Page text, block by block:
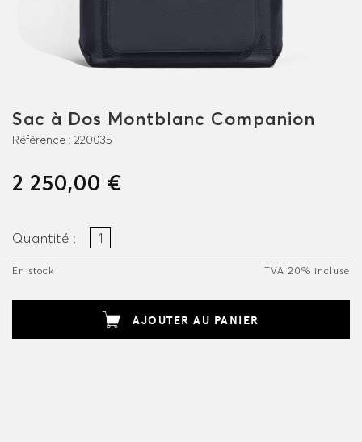
Sac à Dos Montblanc Companion
Référence : 220035
2 250,00 €
Quantité :
En stock TVA 20% incluse
AJOUTER AU PANIER